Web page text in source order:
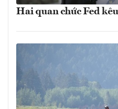
Hai quan chức Fed